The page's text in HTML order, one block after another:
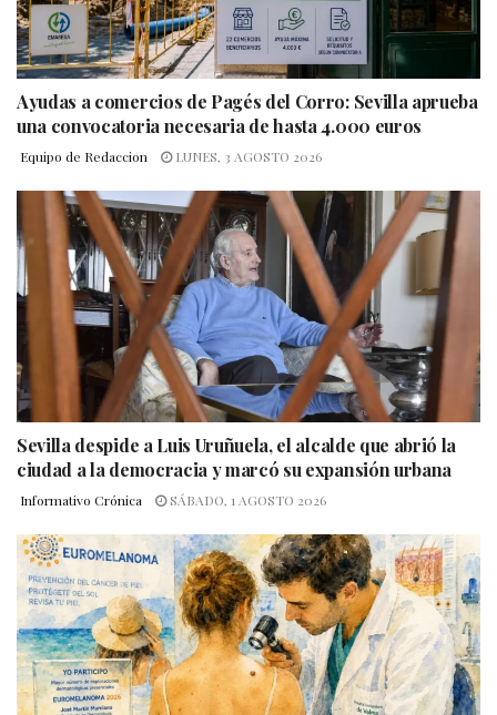
Ayudas a comercios de Pagés del Corro: Sevilla aprueba
una convocatoria necesaria de hasta 4.000 euros
Equipo de Redaccion LUNES, 3 AGOSTO 2026
Sevilla despide a Luis Uruñuela, el alcalde que abrió la
ciudad a la democracia y marcó su expansión urbana
Informativo Crónica SÁBADO, 1 AGOSTO 2026